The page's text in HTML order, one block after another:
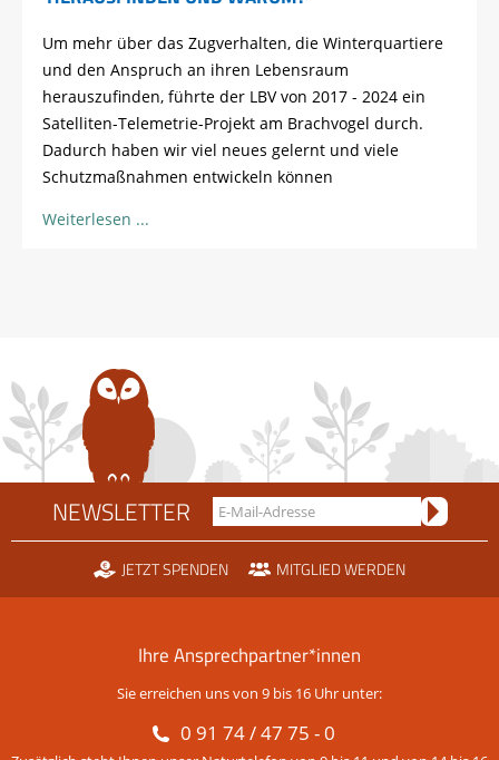
Um mehr über das Zugverhalten, die Winterquartiere
und den Anspruch an ihren Lebensraum
herauszufinden, führte der LBV von 2017 - 2024 ein
Satelliten-Telemetrie-Projekt am Brachvogel durch.
Dadurch haben wir viel neues gelernt und viele
Schutzmaßnahmen entwickeln können
Weiterlesen
NEWSLETTER
JETZT SPENDEN MITGLIED WERDEN
Ihre Ansprechpartner*innen
Sie erreichen uns von 9 bis 16 Uhr unter:
0 91 74 / 47 75 - 0